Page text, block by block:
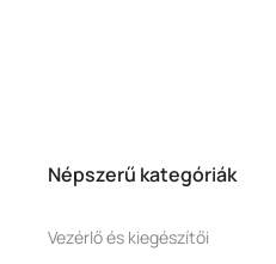
Népszerű kategóriák
Vezérlő és kiegészítői